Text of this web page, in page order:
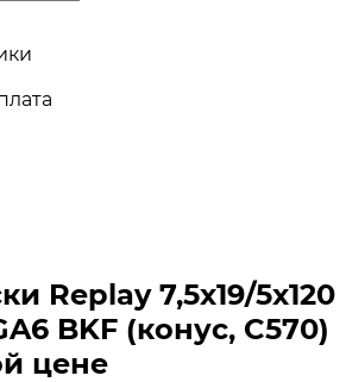
Replay 7,5x19/5x120
BKF (конус, C570)
цене